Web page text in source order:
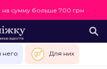
на сумму больше 700 грн
него Для них